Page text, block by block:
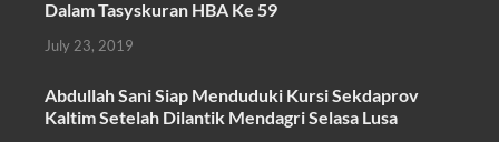
Dalam Tasyskuran HBA Ke 59
July 23, 2019
Abdullah Sani Siap Menduduki Kursi Sekdaprov
Kaltim Setelah Dilantik Mendagri Selasa Lusa